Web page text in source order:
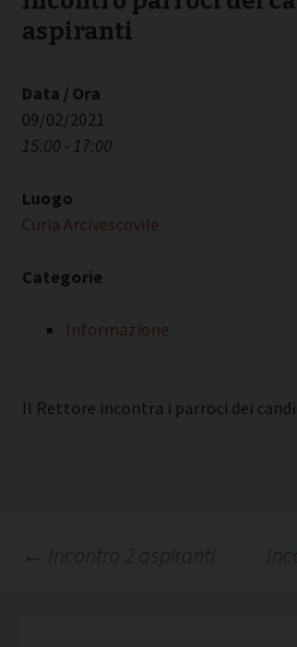
aspiranti
Data / Ora
09/02/2021
15:00 - 17:00
Luogo
Curia Arcivescovile
Categorie
Informazione
Il Rettore incontra i parroci dei
← Incontro 2 aspiranti